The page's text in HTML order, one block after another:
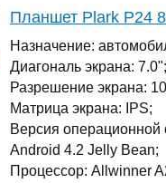
Планшет Plark P24
Назначение:
Диагональ экрана: 7.0";
Разрешение экрана:
Матрица экрана: IPS;
Версия операционной
Android 4.2 Jelly Bean;
Процессор: Allwinner